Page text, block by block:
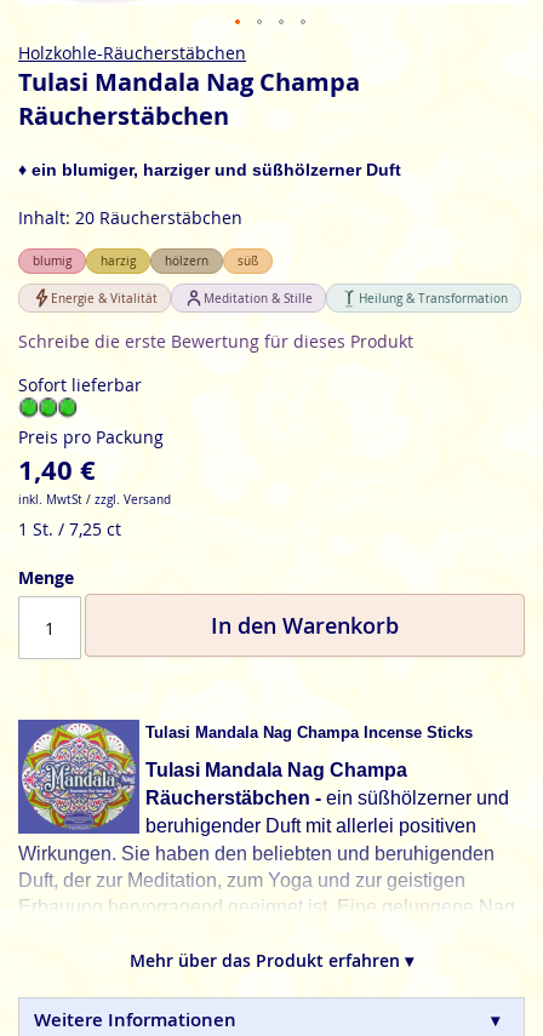
Zum
Anfang
Bildgalerie
Holzkohle-Räucherstäbchen
Tulasi Mandala Nag Champa
Räucherstäbchen
♦ ein blumiger, harziger und süßhölzerner Duft
Inhalt: 20 Räucherstäbchen
blumig harzig hölzern süß
Energie & Vitalität Meditation & Stille Heilung & Transformation
Schreibe die erste Bewertung für dieses Produkt
Sofort lieferbar
Preis pro Packung
1,40 €
inkl. MwtSt / zzgl. Versand
1 St. / 7,25 ct
Menge
In den Warenkorb
Tulasi Mandala Nag Champa Incense Sticks
Tulasi Mandala Nag Champa
Räucherstäbchen - ein süßhölzerner und
beruhigender Duft mit allerlei positiven
Wirkungen. Sie haben den beliebten und beruhigenden
Duft, der zur Meditation, zum Yoga und zur geistigen
Erbauung hervorragend geeignet ist. Eine gelungene Nag
Ein Mandala ist ein geometrisches Schaubild, das im
Hinduismus und Buddhismus den Kosmos, Gottheiten
oder innere Ganzheit darstellt. Es ist meist kreisrund oder
Mehr über das Produkt erfahren ▾
Weitere Informationen